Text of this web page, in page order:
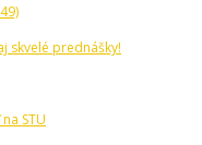
skvelé prednášky!
STU